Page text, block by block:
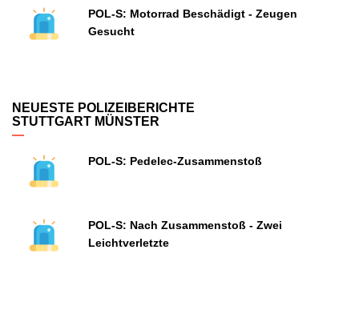
POL-S: Motorrad Beschädigt - Zeugen
Gesucht
NEUESTE POLIZEIBERICHTE
STUTTGART MÜNSTER
POL-S: Pedelec-Zusammenstoß
POL-S: Nach Zusammenstoß - Zwei
Leichtverletzte